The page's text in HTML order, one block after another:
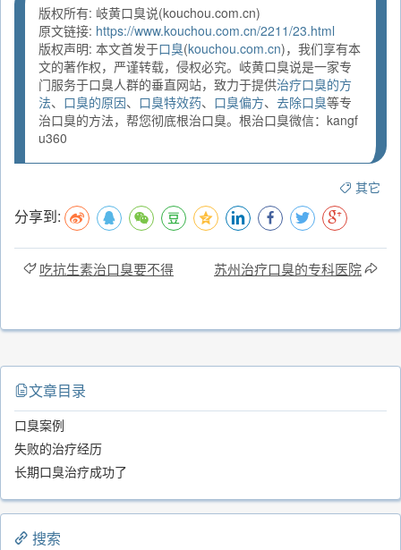
版权所有: 岐黄口臭说(kouchou.com.cn)
原文链接: https://www.kouchou.com.cn/2211/23.html
版权声明: 本文首发于口臭(kouchou.com.cn)，我们享有本
文的著作权，严谨转载，侵权必究。岐黄口臭说是一家专
门服务于口臭人群的垂直网站，致力于提供治疗口臭的方
法、 口臭的原因、 口臭特效药、 口臭偏方、 去除口臭等专
治口臭的方法，帮您彻底根治口臭。根治口臭微信：kangf
u360
其它
分享到:
吃抗生素治口臭要不得 苏州治疗口臭的专科医院
文章目录
口臭案例
失败的治疗经历
长期口臭治疗成功了
搜索